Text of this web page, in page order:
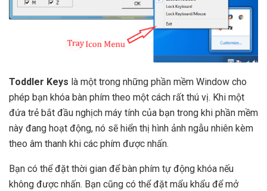
Toddler Keys là một trong những phần mềm Window cho
phép bạn khóa bàn phím theo một cách rất thú vị. Khi một
đứa trẻ bắt đầu nghịch máy tính của bạn trong khi phần mềm
này đang hoạt động, nó sẽ hiển thị hình ảnh ngẫu nhiên kèm
theo âm thanh khi các phím được nhấn.
Bạn có thể đặt thời gian để bàn phím tự động khóa nếu
không được nhấn. Bạn cũng có thể đặt mẩu khẩu để mở